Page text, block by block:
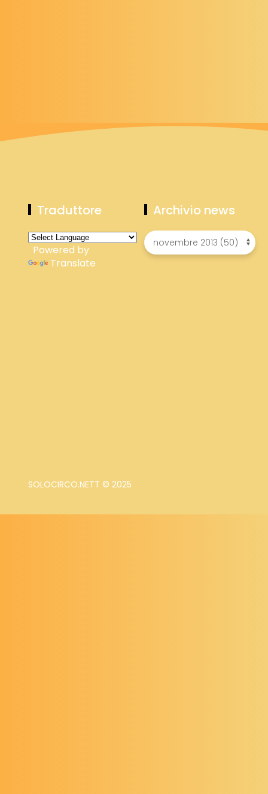
Traduttore
Powered by
Translate
Archivio news
SOLOCIRCO.NETT © 2025